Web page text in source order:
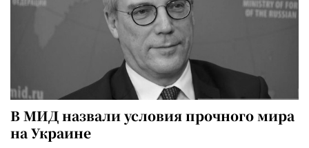
В МИД назвали условия прочного мира
на Украине